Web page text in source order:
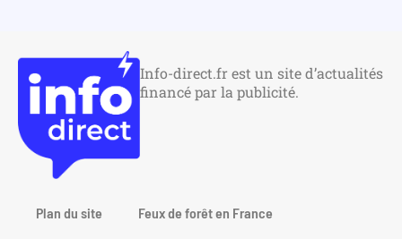
Info-direct.fr est un site d’actualités
financé par la publicité.
Plan du site Feux de forêt en France